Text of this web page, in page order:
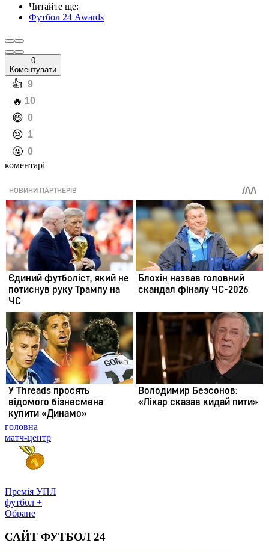
Читайте ще:
Футбол 24 Awards
0
Коментувати
️👍 9
️🔥 10
️😄 0
️😢 1
️🤬 0
коментарі
головна
матч-центр
Премія УПЛ
футбол +
Обране
САЙТ ФУТБОЛ 24